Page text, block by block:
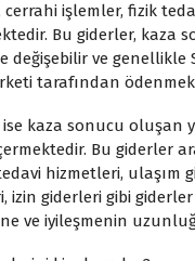
işlemler, fizik
Bu giderler, kaza
değişebilir ve genellikle
tarafından
ise kaza sonucu oluşan
Bu giderler
hizmetleri, ulaşım
izin giderleri gibi
ve iyileşmenin